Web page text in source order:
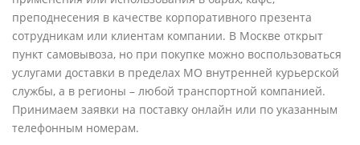
преподнесения в качестве корпоративного презента
сотрудникам или клиентам компании. В Москве открыт
пункт самовывоза, но при покупке можно воспользоваться
услугами доставки в пределах МО внутренней курьерской
службы, а в регионы – любой транспортной компанией.
Принимаем заявки на поставку онлайн или по указанным
телефонным номерам.